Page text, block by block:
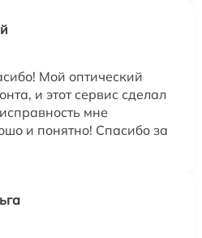
Мой оптический
и этот сервис сделал
мне
и понятно! Спасибо за